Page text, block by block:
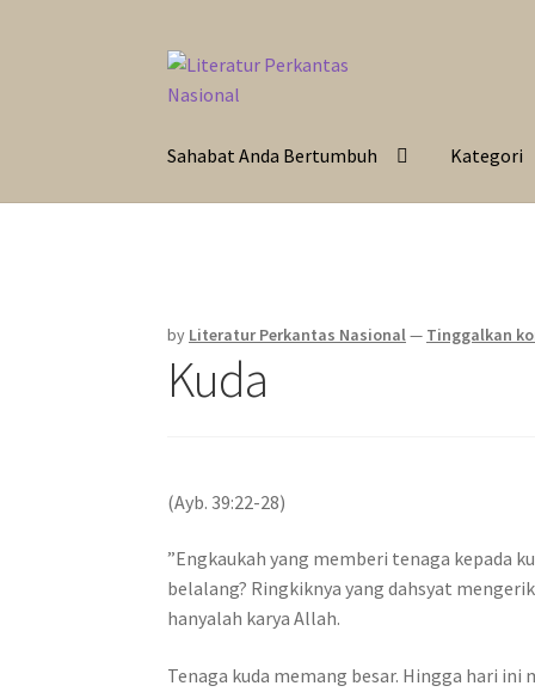
Skip
to
Langsung
ke
Sahabat Anda Bertumbuh
Kategori
by Literatur Perkantas Nasional— Tinggalkan
Kuda
(Ayb. 39:22-28)
”Engkaukah yang memberi tenaga kepada
belalang? Ringkiknya yang dahsyat
hanyalah karya Allah.
Tenaga kuda memang besar. Hingga hari ini